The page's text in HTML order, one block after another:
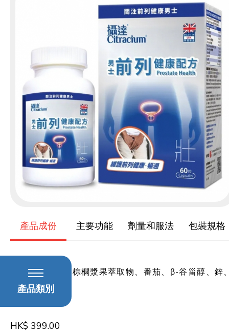
產品成份 主要功能 劑量和服法 包裝規格
鋸棕櫚漿果、鋸棕櫚漿果萃取物、番茄、β-谷甾醇、鋅
硒
HK$ 399.00
產品類別